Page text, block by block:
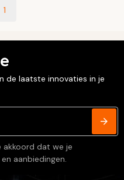
1
de laatste innovaties in je
akkoord dat we je
aanbiedingen.